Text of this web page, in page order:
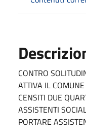
CONTRO
ATTIVA IL
CENSITI DUE
ASSISTENTI
PORTARE